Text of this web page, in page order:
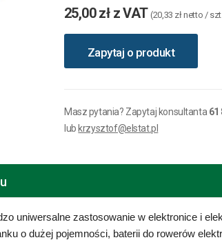
25,00 zł z VAT (20,33 zł netto /
Zapytaj o produkt
Masz pytania? Zapytaj konsultanta 61
lub krzysztof@elstat.pl
uniwersalne zastosowanie w elektronice i
o dużej pojemności, baterii do rowerów